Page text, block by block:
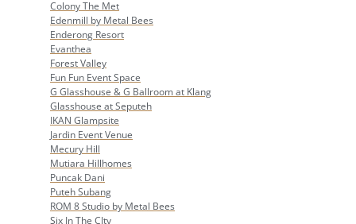
Colony The Met
Edenmill by Metal Bees
Enderong Resort
Evanthea
Forest Valley
Fun Fun Event Space
G Glasshouse & G Ballroom at Klang
Glasshouse at Seputeh
IKAN Glampsite
Jardin Event Venue
Mecury Hill
Mutiara Hillhomes
Puncak Dani
Puteh Subang
ROM 8 Studio by Metal Bees
Six In The CIty